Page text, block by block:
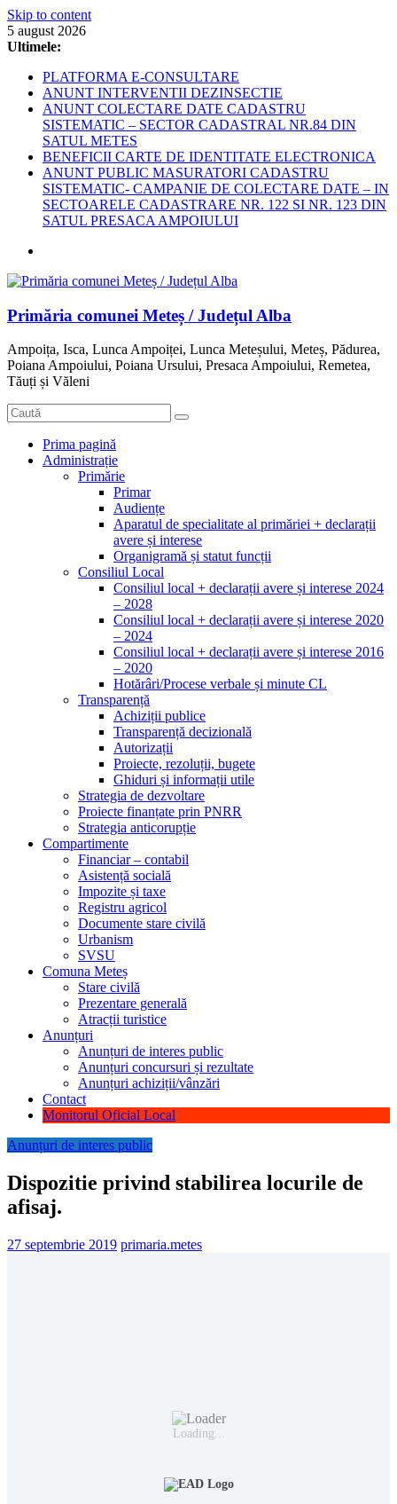
Skip to content
5 august 2026
Ultimele:
PLATFORMA E-CONSULTARE
ANUNT INTERVENTII DEZINSECTIE
ANUNT COLECTARE DATE CADASTRU
SISTEMATIC – SECTOR CADASTRAL NR.84 DIN
SATUL METES
BENEFICII CARTE DE IDENTITATE ELECTRONICA
ANUNT PUBLIC MASURATORI CADASTRU
SISTEMATIC- CAMPANIE DE COLECTARE DATE – IN
SECTOARELE CADASTRARE NR. 122 SI NR. 123 DIN
SATUL PRESACA AMPOIULUI
Primăria comunei Meteș / Județul Alba
Ampoița, Isca, Lunca Ampoiței, Lunca Meteșului, Meteș, Pădurea,
Poiana Ampoiului, Poiana Ursului, Presaca Ampoiului, Remetea,
Tăuți și Văleni
Prima pagină
Administrație
Primărie
Primar
Audiențe
Aparatul de specialitate al primăriei + declarații
avere și interese
Organigramă și statut funcții
Consiliul Local
Consiliul local + declarații avere și interese 2024
– 2028
Consiliul local + declarații avere și interese 2020
– 2024
Consiliul local + declarații avere și interese 2016
– 2020
Hotărâri/Procese verbale și minute CL
Transparență
Achiziții publice
Transparență decizională
Autorizații
Proiecte, rezoluții, bugete
Ghiduri și informații utile
Strategia de dezvoltare
Proiecte finanțate prin PNRR
Strategia anticorupție
Compartimente
Financiar – contabil
Asistență socială
Impozite și taxe
Registru agricol
Documente stare civilă
Urbanism
SVSU
Comuna Meteș
Stare civilă
Prezentare generală
Atracții turistice
Anunțuri
Anunțuri de interes public
Anunțuri concursuri și rezultate
Anunțuri achiziții/vânzări
Contact
Monitorul Oficial Local
Anunțuri de interes public
Dispozitie privind stabilirea locurile de
afisaj.
27 septembrie 2019 primaria.metes
Loading...